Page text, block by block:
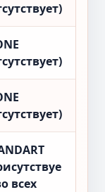
всех